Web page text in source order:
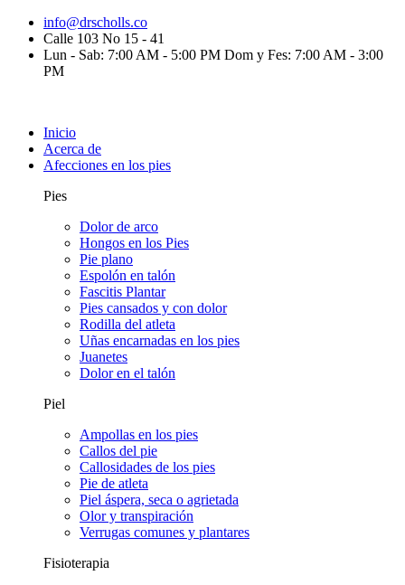
info@drscholls.co
Calle 103 No 15 - 41
Lun - Sab: 7:00 AM - 5:00 PM Dom y Fes: 7:00 AM - 3:00
PM
Inicio
Acerca de
Afecciones en los pies
Pies
Dolor de arco
Hongos en los Pies
Pie plano
Espolón en talón
Fascitis Plantar
Pies cansados y con dolor
Rodilla del atleta
Uñas encarnadas en los pies
Juanetes
Dolor en el talón
Piel
Ampollas en los pies
Callos del pie
Callosidades de los pies
Pie de atleta
Piel áspera, seca o agrietada
Olor y transpiración
Verrugas comunes y plantares
Fisioterapia